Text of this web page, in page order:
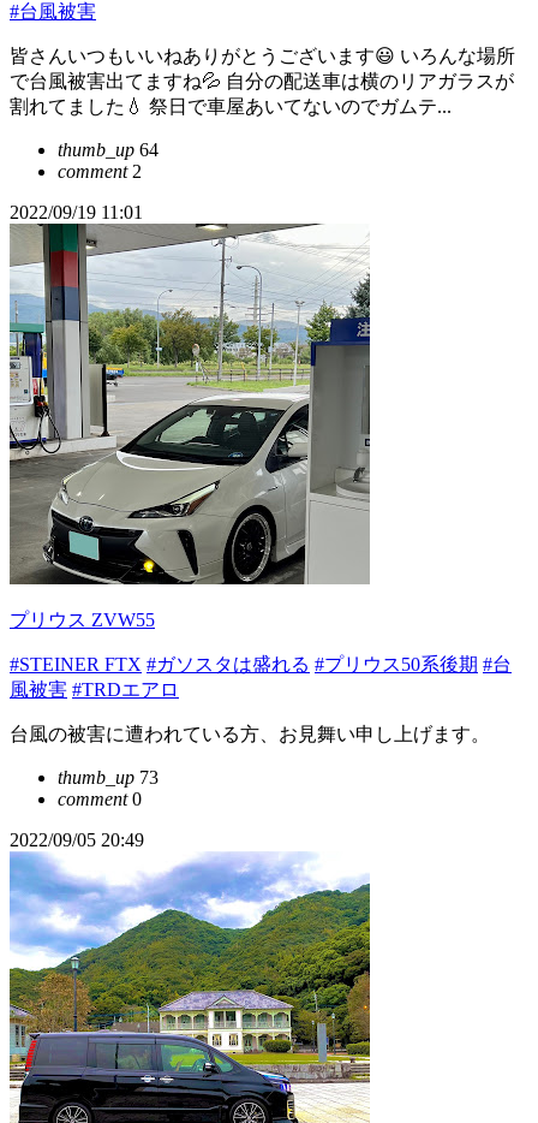
#台風被害
皆さんいつもいいねありがとうございます😃 いろんな場所
で台風被害出てますね💦 自分の配送車は横のリアガラスが
割れてました💧 祭日で車屋あいてないのでガムテ...
thumb_up 64
comment2
2022/09/19 11:01
プリウス ZVW55
#STEINER FTX #ガソスタは盛れる #プリウス50系後期 #台
風被害 #TRDエアロ
台風の被害に遭われている方、お見舞い申し上げます。
thumb_up 73
comment0
2022/09/05 20:49